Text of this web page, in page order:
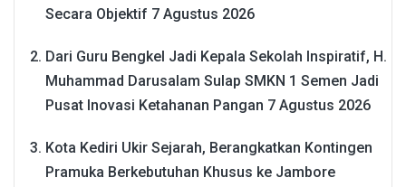
Secara Objektif 7 Agustus 2026
Dari Guru Bengkel Jadi Kepala Sekolah Inspiratif, H.
Muhammad Darusalam Sulap SMKN 1 Semen Jadi
Pusat Inovasi Ketahanan Pangan 7 Agustus 2026
Kota Kediri Ukir Sejarah, Berangkatkan Kontingen
Pramuka Berkebutuhan Khusus ke Jambore